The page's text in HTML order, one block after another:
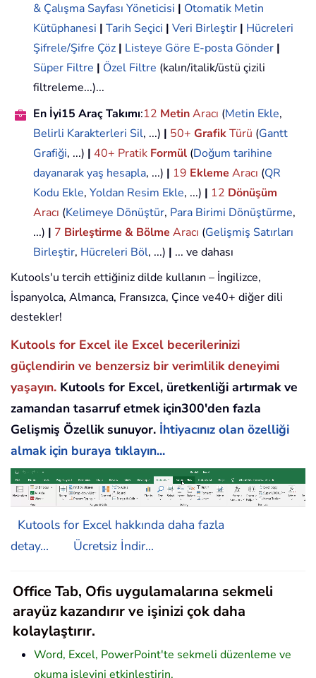
& Çalışma Sayfası Yöneticisi | Otomatik Metin
Kütüphanesi | Tarih Seçici | Veri Birleştir | Hücreleri
Şifrele/Şifre Çöz | Listeye Göre E-posta Gönder |
Süper Filtre | Özel Filtre (kalın/italik/üstü çizili
filtreleme...)...
En İyi15 Araç Takımı:12 MetinAracı (Metin Ekle,
Belirli Karakterleri Sil, ...) | 50+ GrafikTürü (Gantt
Grafiği, ...) | 40+ Pratik Formül (Doğum tarihine
dayanarak yaş hesapla, ...) | 19 Ekleme Aracı (QR
Kodu Ekle, Yoldan Resim Ekle, ...) | 12 Dönüşüm
Aracı (Kelimeye Dönüştür, Para Birimi Dönüştürme,
...) | 7 Birleştirme & Bölme Aracı (Gelişmiş Satırları
Birleştir, Hücreleri Böl, ...) | ... ve dahası
Kutools'u tercih ettiğiniz dilde kullanın – İngilizce,
İspanyolca, Almanca, Fransızca, Çince ve40+ diğer dili
destekler!
Kutools for Excel ile Excel becerilerinizi
güçlendirin ve benzersiz bir verimlilik deneyimi
yaşayın. Kutools for Excel, üretkenliği artırmak ve
zamandan tasarruf etmek için300'den fazla
Gelişmiş Özellik sunuyor. İhtiyacınız olan özelliği
almak için buraya tıklayın...
Kutools for Excel hakkında daha fazla
detay...
Ücretsiz İndir...
Office Tab, Ofis uygulamalarına sekmeli
arayüz kazandırır ve işinizi çok daha
kolaylaştırır.
Word, Excel, PowerPoint'te sekmeli düzenleme ve
okuma işlevini etkinleştirin.